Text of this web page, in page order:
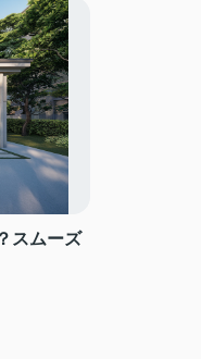
スムーズ